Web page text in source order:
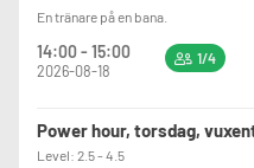
En tränare på en bana.
14:00 - 15:00
2026-08-18
1/4
Power hour, torsdag,
Level: 2.5 - 4.5